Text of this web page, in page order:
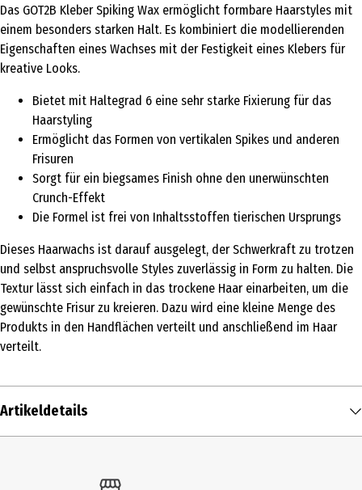
Das GOT2B Kleber Spiking Wax ermöglicht formbare Haarstyles mit
einem besonders starken Halt. Es kombiniert die modellierenden
Eigenschaften eines Wachses mit der Festigkeit eines Klebers für
kreative Looks.
Bietet mit Haltegrad 6 eine sehr starke Fixierung für das
Haarstyling
Ermöglicht das Formen von vertikalen Spikes und anderen
Frisuren
Sorgt für ein biegsames Finish ohne den unerwünschten
Crunch-Effekt
Die Formel ist frei von Inhaltsstoffen tierischen Ursprungs
Dieses Haarwachs ist darauf ausgelegt, der Schwerkraft zu trotzen
und selbst anspruchsvolle Styles zuverlässig in Form zu halten. Die
Textur lässt sich einfach in das trockene Haar einarbeiten, um die
gewünschte Frisur zu kreieren. Dazu wird eine kleine Menge des
Produkts in den Handflächen verteilt und anschließend im Haar
verteilt.
Artikeldetails